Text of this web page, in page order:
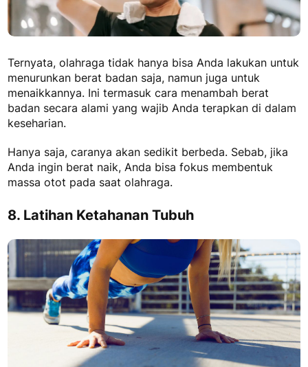
Ternyata, olahraga tidak hanya bisa Anda lakukan untuk
menurunkan berat badan saja, namun juga untuk
menaikkannya. Ini termasuk cara menambah berat
badan secara alami yang wajib Anda terapkan di dalam
keseharian.
Hanya saja, caranya akan sedikit berbeda. Sebab, jika
Anda ingin berat naik, Anda bisa fokus membentuk
massa otot pada saat olahraga.
8. Latihan Ketahanan Tubuh